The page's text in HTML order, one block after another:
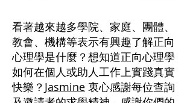
看著越來越多學院、家庭、團體、
教會、機構等表示有興趣了解正向
心理學是什麼？想知道正向心理學
如何在個人或助人工作上實踐真實
快樂？ Jasmine 衷心感謝每位查詢